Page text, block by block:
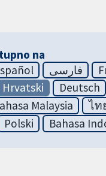
na
فارسی
Hrvatski Deutsch
Malaysia ไท
Polski Bahasa